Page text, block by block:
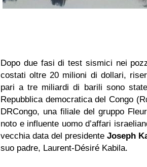
Dopo due fasi di test sismici nei
costati oltre 20 milioni di dollari,
pari a tre miliardi di barili sono
Repubblica democratica del Congo
DRCongo, una filiale del gruppo
noto e influente uomo d’affari
vecchia data del presidente Joseph
suo padre, Laurent-Désiré Kabila.